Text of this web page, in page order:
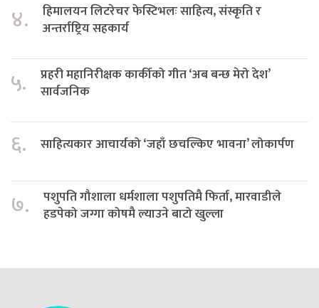
४.
हिमालयन लिटरेचर फेस्टिभलः साहित्य, संस्कृति र
अन्तर्राष्ट्रिय सहकार्य
५.
प्रहरी महानिरीक्षक कार्कीको गीत ‘अब बन्छ मेरो देश’
सार्वजनिक
६. साहित्यकार आचार्यको ‘जहाँ छचल्किए भावना’ लोकार्पण
७.
पशुपति गौशाला धर्मशाला पशुपतिमै फिर्ता, मारवाडीले
हडपेको जग्गा कोषमै ल्याउने बाटो खुल्ला